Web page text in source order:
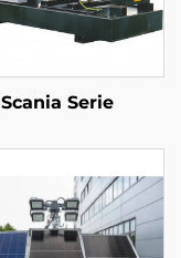
Scania Serie